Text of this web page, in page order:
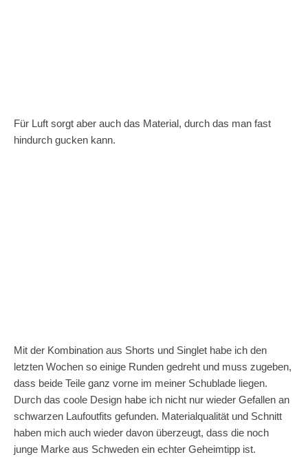
Für Luft sorgt aber auch das Material, durch das man fast
hindurch gucken kann.
Mit der Kombination aus Shorts und Singlet habe ich den
letzten Wochen so einige Runden gedreht und muss zugeben,
dass beide Teile ganz vorne im meiner Schublade liegen.
Durch das coole Design habe ich nicht nur wieder Gefallen an
schwarzen Laufoutfits gefunden. Materialqualität und Schnitt
haben mich auch wieder davon überzeugt, dass die noch
junge Marke aus Schweden ein echter Geheimtipp ist.